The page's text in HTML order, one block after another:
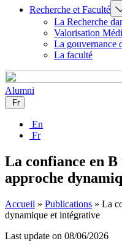
Recherche et Faculté
La Recherche
Valorisation
La gouvernance
La faculté
Alumni
Fr
En
Fr
La confiance en
approche
Accueil » Publications » La
dynamique et intégrative
Last update on 08/06/2026